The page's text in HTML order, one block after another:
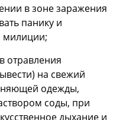
в зоне заражения
панику и
милиции;
отравления
на свежий
одежды,
соды, при
дыхание и